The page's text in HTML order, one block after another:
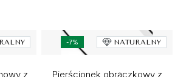
z
-7% NATURALNY
Pierścionek obrączkowy z